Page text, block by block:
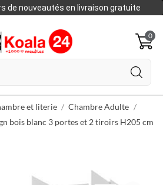
de nouveautés en livraison gratuite
0
et literie
Chambre Adulte
bois blanc 3 portes et 2 tiroirs H205 cm